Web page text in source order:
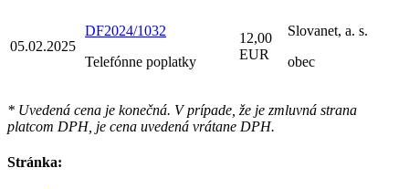
05.02.2025
DF2024/1032
Telefónne poplatky
12,00
EUR
Slovanet, a. s.
obec
* Uvedená cena je konečná. V prípade, že je zmluvná strana
platcom DPH, je cena uvedená vrátane DPH.
Stránka: